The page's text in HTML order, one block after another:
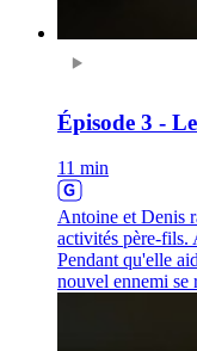
Épisode 3 -
11 min
Antoine et Denis
activités père-fils.
Pendant qu'elle
nouvel ennemi se